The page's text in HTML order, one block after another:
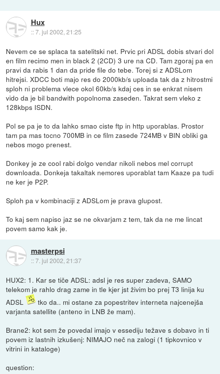
Hux
::7. jul 2002, 21:25
Nevem ce se splaca ta satelitski net. Prvic pri ADSL dobis stvari dol
en film recimo men in black 2 (2CD) 3 ure na CD. Tam zgoraj pa en
pravi da rabis 1 dan da pride file do tebe. Torej si z ADSLom
hitrejsi. XDCC boti majo res do 2000kb/s uploada tak da z hitrostmi
sploh ni problema vlece okol 60kb/s kdaj ces in se enkrat nisem
vido da je bil bandwith popolnoma zaseden. Takrat sem vleko z
128kbps ISDN.
Pol se pa je to da lahko smao ciste ftp in http uporablas. Prostor
tam pa mas tocno 700MB in ce film zasede 724MB v BIN obliki ga
nebos mogo prenest.
Donkey je ze cool rabi dolgo vendar nikoli nebos mel corrupt
downloada. Donkeja takaltak nemores uporablat tam Kaaze pa tudi
ne ker je P2P.
Sploh pa v kombinaciji z ADSLom je prava glupost.
To kaj sem napiso jaz se ne okvarjam z tem, tak da ne me lincat
povem samo kak je.
masterpsi
::7. jul 2002, 21:37
HUX2: 1. Kar se tiče ADSL: adsl je res super zadeva, SAMO
telekom je rahlo drag zame in tle kjer jst živim bo prej T3 linija ku
ADSL
tko da.. mi ostane za popestritev interneta najcenejša
varjanta satellite (anteno in LNB že mam).
Brane2: kot sem že povedal imajo v essediju težave s dobavo in ti
povem iz lastnih izkušenj: NIMAJO neč na zalogi (1 tipkovnico v
vitrini in kataloge)
question: